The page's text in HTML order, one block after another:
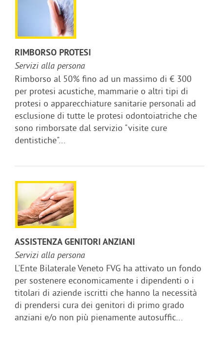
RIMBORSO PROTESI
Servizi alla persona
Rimborso al 50% fino ad un massimo di € 300
per protesi acustiche, mammarie o altri tipi di
protesi o apparecchiature sanitarie personali ad
esclusione di tutte le protesi odontoiatriche che
sono rimborsate dal servizio "visite cure
dentistiche"...
ASSISTENZA GENITORI ANZIANI
Servizi alla persona
L'Ente Bilaterale Veneto FVG ha attivato un fondo
per sostenere economicamente i dipendenti o i
titolari di aziende iscritti che hanno la necessità
di prendersi cura dei genitori di primo grado
anziani e/o non più pienamente autosuffic...